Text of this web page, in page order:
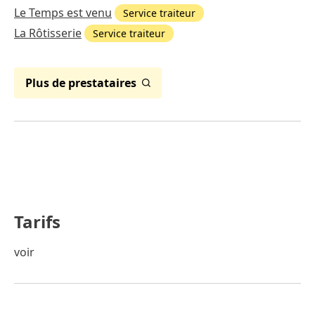
Le Temps est venu Service traiteur
La Rôtisserie Service traiteur
Plus de prestataires
Tarifs
voir